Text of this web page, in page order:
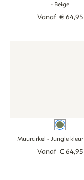
- Beige
Vanaf €64,95
Kleur
Muurcirkel - Jungle kleur
Vanaf €64,95